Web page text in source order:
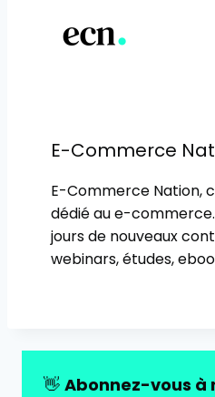
E-Commerce
E-Commerce Nation,
dédié au e-
jours de nouveaux
webinars, études,
👋 Abonnez-vous à